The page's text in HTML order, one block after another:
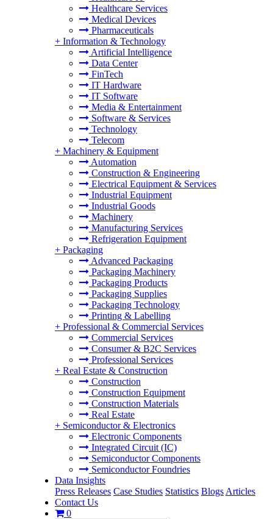
Healthcare Services
Medical Devices
Pharmaceuticals
+ Information & Technology
Artificial Intelligence
Data Center
FinTech
IT Hardware
IT Software
Media & Entertainment
Software & Services
Technology
Telecom
+ Machinery & Equipment
Automation
Construction & Engineering
Electrical Equipment & Services
Industrial Equipment
Industrial Goods
Machinery
Manufacturing Services
Refrigeration Equipment
+ Packaging
Advanced Packaging
Packaging Machinery
Packaging Products
Packaging Supplies
Packaging Technology
Printing & Labelling
+ Professional & Commercial Services
Commercial Services
Consumer & B2C Services
Professional Services
+ Real Estate & Construction
Construction
Construction Equipment
Construction Materials
Real Estate
+ Semiconductor & Electronics
Electronic Components
Integrated Circuit (IC)
Semiconductor Components
Semiconductor Foundries
Data Insights
Press Releases Case Studies Statistics Blogs Articles
Contact Us
0